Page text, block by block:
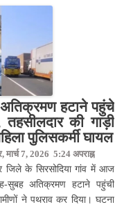
हटाने पहुंचे
की गाड़ी
पुलिसकर्मी घायल
7, 2026 5:24 अपराह्न
जिले के सिरसोदिया गांव में आज
सुबह अतिक्रमण हटाने पहुंची
ने पथराव कर दिया। घटना